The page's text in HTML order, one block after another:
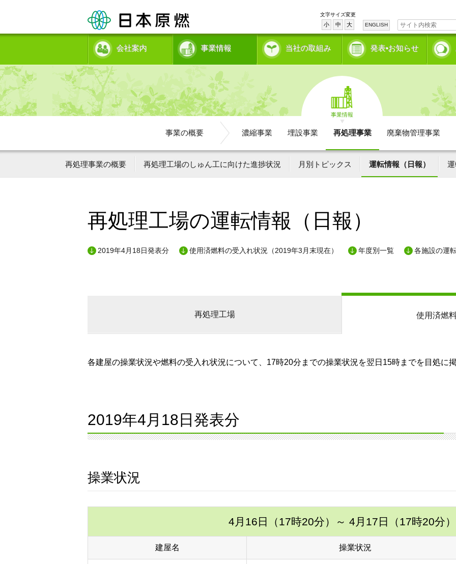
文字サイズ変更
小 中 大 ENGLISH
会社案内 事業情報 当社の取組み 発表•お知らせ
事業情報
事業の概要 濃縮事業 埋設事業 再処理事業 廃棄物管理事業
再処理事業の概要 再処理工場のしゅん工に向けた進捗状況 月別トピックス 運転情報（日報）
再処理工場の運転情報（日報）
2019年4月18日発表分 使用済燃料の受入れ状況（2019年3月末現在） 年度別一覧 各施設の運
再処理工場 使用済燃
各建屋の操業状況や燃料の受入れ状況について、17時20分までの操業状況を翌日15時までを目処に
2019年4月18日発表分
操業状況
4月16日（17時20分） ～ 4月17日（17時20分）
建屋名 操業状況